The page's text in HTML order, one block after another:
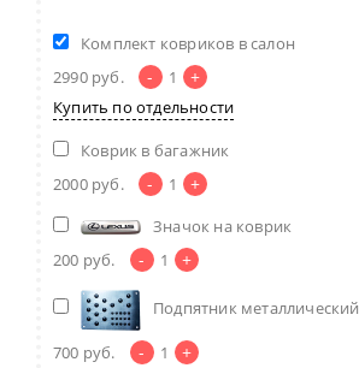
Комплект ковриков в салон
2990 руб. - 1 +
Купить по отдельности
Коврик в багажник
2000 руб. - 1 +
Значок на коврик
200 руб. - 1 +
Подпятник металлический
700 руб. - 1 +